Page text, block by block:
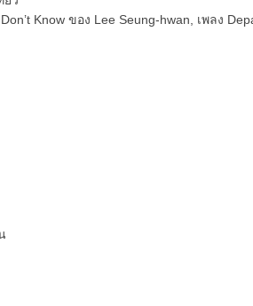
Know ของ Lee Seung-hwan, เพลง